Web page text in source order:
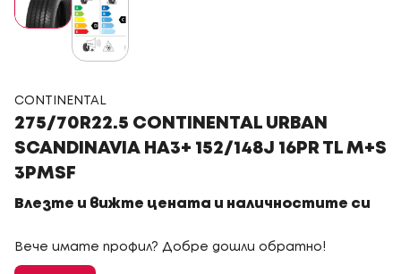
CONTINENTAL
275/70R22.5 CONTINENTAL URBAN
SCANDINAVIA HA3+ 152/148J 16PR TL M+S
3PMSF
Влезте и вижте цената и наличностите си
Вече имате профил? Добре дошли обратно!